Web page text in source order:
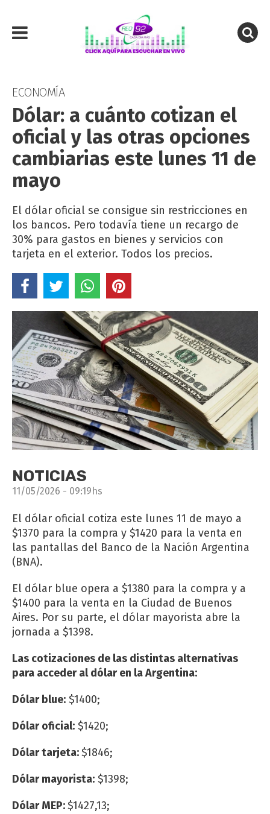
ECONOMÍA
Dólar: a cuánto cotizan el
oficial y las otras opciones
cambiarias este lunes 11 de
mayo
El dólar oficial se consigue sin restricciones en
los bancos. Pero todavía tiene un recargo de
30% para gastos en bienes y servicios con
tarjeta en el exterior. Todos los precios.
NOTICIAS
11/05/2026 - 09:19hs
El dólar oficial cotiza este lunes 11 de mayo a
$1370 para la compra y $1420 para la venta en
las pantallas del Banco de la Nación Argentina
(BNA).
El dólar blue opera a $1380 para la compra y a
$1400 para la venta en la Ciudad de Buenos
Aires. Por su parte, el dólar mayorista abre la
jornada a $1398.
Las cotizaciones de las distintas alternativas
para acceder al dólar en la Argentina:
Dólar blue: $1400;
Dólar oficial: $1420;
Dólar tarjeta:$1846;
Dólar mayorista: $1398;
Dólar MEP:$1427,13;